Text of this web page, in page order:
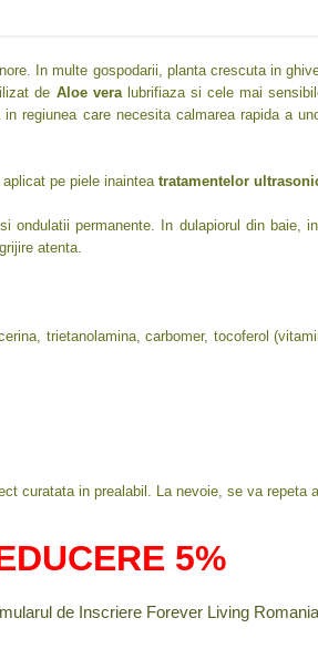
In multe gospodarii, planta crescuta in
de Aloe veralubrifiaza si cele mai
regiunea care necesita calmarea rapida a
pe piele inaintea tratamentelor
permanente. In dulapiorul din baie,
atenta.
trietanolamina, carbomer, tocoferol
curatata in prealabil. La nevoie, se va repeta
5%
de Inscriere Forever Living